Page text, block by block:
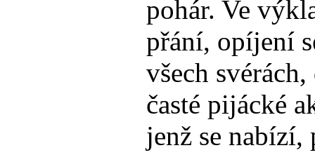
pohár. Ve
přání, opíjení
všech
časté pijácké
jenž se